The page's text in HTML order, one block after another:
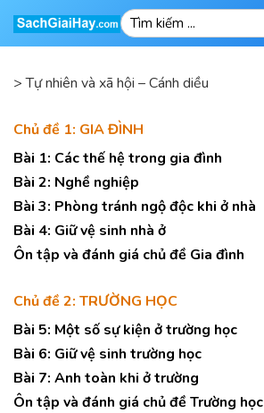
>Tự nhiên và xã hội – Cánh diều
Chủ đề 1: GIA ĐÌNH
Bài 1: Các thế hệ trong gia đình
Bài 2: Nghề nghiệp
Bài 3: Phòng tránh ngộ độc khi ở nhà
Bài 4: Giữ vệ sinh nhà ở
Ôn tập và đánh giá chủ đề Gia đình
Chủ đề 2: TRƯỜNG HỌC
Bài 5: Một số sự kiện ở trường học
Bài 6: Giữ vệ sinh trường học
Bài 7: Anh toàn khi ở trường
Ôn tập và đánh giá chủ đề Trường học